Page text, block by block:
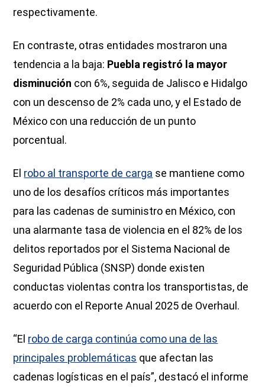
respectivamente.
En contraste, otras entidades mostraron una
tendencia a la baja: Puebla registró la mayor
disminución con 6%, seguida de Jalisco e Hidalgo
con un descenso de 2% cada uno, y el Estado de
México con una reducción de un punto
porcentual.
El robo al transporte de carga se mantiene como
uno de los desafíos críticos más importantes
para las cadenas de suministro en México, con
una alarmante tasa de violencia en el 82% de los
delitos reportados por el Sistema Nacional de
Seguridad Pública (SNSP) donde existen
conductas violentas contra los transportistas, de
acuerdo con el Reporte Anual 2025 de Overhaul.
“El robo de carga continúa como una de las
principales problemáticas que afectan las
cadenas logísticas en el país”, destacó el informe